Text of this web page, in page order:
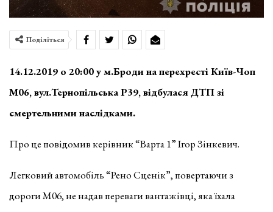
Поділіться
14.12.2019 о 20:00 у м.Броди на перехресті Київ-Чоп
М06, вул.Тернопільська Р39, відбулася ДТП зі
смертельними наслідками.
Про це повідомив керівник “Варта 1” Ігор Зінкевич.
Легковий автомобіль “Рено Сценік”, повертаючи з
дороги М06, не надав переваги вантажівці, яка їхала